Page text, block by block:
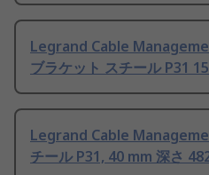
Legrand Cable
ブラケット スチール P31
Legrand Cable
チール P31, 40 mm 深さ